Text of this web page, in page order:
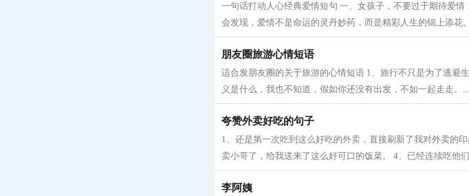
一句话打动人心经典爱情短句 一、女孩子，不要过于期待爱
会发现，爱情不是命运的灵丹妙药，而是精彩人生的锦上添花
朋友圈旅游心情短语
适合发朋友圈的关于旅游的心情短语 1、旅行不只是为了逃避
义是什么，我也不知道，假如你还没有出发，不如一起走走。...
夸赞外卖好吃的句子
1、还是第一次吃到这么好吃的外卖，直接刷新了我对外卖的
卖小哥了，给我送来了这么好可口的饭菜。 4、已经连续吃他
李阿姨